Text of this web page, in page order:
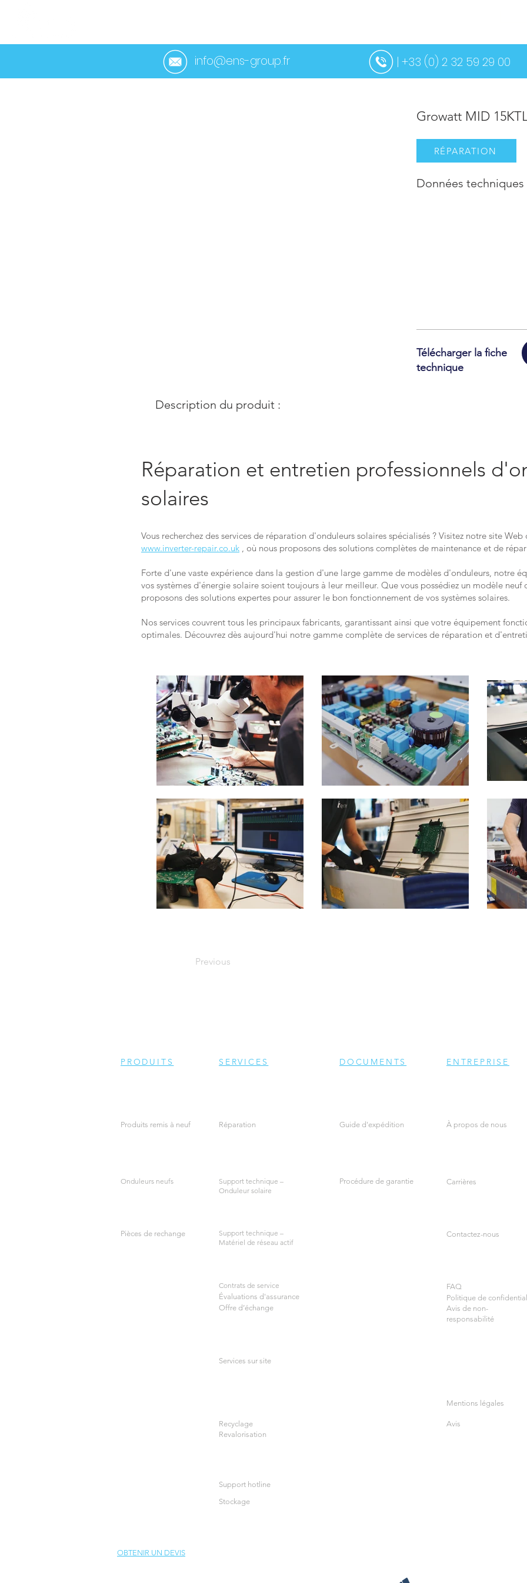
< Retour
Growatt MID
RÉPARATION
Données techniques
Télécharger la fiche
technique
Description du produit :
Réparation et entretien professionnels
solaires
Vous recherchez des services de réparation d'onduleurs solaires spécialisés ? Visitez notre site
www.inverter-repair.co.uk , où nous proposons des solutions complètes de maintenance et de
Forte d'une vaste expérience dans la gestion d'une large gamme de modèles d'onduleurs, notre
vos systèmes d'énergie solaire soient toujours à leur meilleur. Que vous possédiez un modèle neuf
proposons des solutions expertes pour assurer le bon fonctionnement de vos systèmes solaires.
Nos services couvrent tous les principaux fabricants, garantissant ainsi que votre équipement
optimales. Découvrez dès aujourd'hui notre gamme complète de services de réparation et
Previous
info@ens-group.fr | +33 (0) 2 32 59 29 00
PRODUITS SERVICES DOCUMENTS ENTREPRISE
Produits remis à neuf Réparation
Onduleurs neufs
Support technique –
Onduleur solaire
Pièces de rechange
Support technique –
Matériel de réseau actif
Contrats de service
Évaluations d'assurance
Offre d’échange
Services sur site
Guide d'expédition À propos de nous
Procédure de garantie Carrières
Contactez-nous
FAQ
Politique de
Avis de non-
responsabilité
Mentions légales
Recyclage
Avis
Revalorisation
Support hotline
Stockage
OBTENIR UN DEVIS